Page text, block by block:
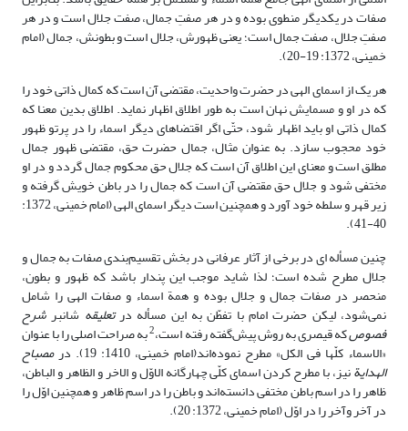
صفات در یکدیگر منطوی بوده و در هر صفتِ جمال، صفت جلال است و در هر
صفتِ جلال، صفت جمال است؛ یعنی ظهورش، جلال است و بطونش، جمال (امام
خمینی، 1372: 19-20).
هر یک از اسمای الهی در حضرت واحدیت، مقتضی آن است که کمال ذاتی خود را
که در او و مسمایش نهان است به طور اطلاق اظهار نماید. اطلاق بدین معنا که
کمال ذاتی او باید اظهار شود، حتّی اگر اقتضاهای دیگر اسماء را در پرتو ظهور
خود محجوب سازد. به عنوان مثال، جمال حضرت حق، مقتضی ظهور جمال
مطلق است و معنای این اطلاق آن است که جلال حق محکوم جمال گردد و در او
مختفی شود و جلال حق مقتضی آن است که جمال را در باطن خویش گرفته و
زیر قهر و سلطه خود آورد و همچنین است دیگر اسمای الهی (امام خمینی، 1372:
40-41).
چنین مسأله ای در برخی از آثار عرفانی در بخش تقسیم‌بندی صفات به جمال و
جلال مطرح شده است؛ لذا شاید موجب این پندار باشد که ظهور و بطون،
منحصر در صفات جمال و جلال بوده و همة اسماء و صفات الهی را شامل
نمی‌شود، لیکن حضرت امام با تفطّن به این مسأله درتعلیقه شانبرشرح
فصوصکه قیصری به روش پیش‌گفته رفته است،2به صراحت اصلی را با عنوان
«الاسماء کلّها فی الکل» مطرح نموده‌اند(امام خمینی، 1410: 19). در مصباح
الهدایةنیز، با مطرح کردن اسمای کلّی چهارگانه الاوّل و الاخر و الظاهر و الباطن،
ظاهر را در اسم باطن مختفی دانسته‌اند و باطن را در اسم ظاهر و همچنین اوّل را
در آخر وآخر را در اوّل (امام خمینی، 1372: 20).